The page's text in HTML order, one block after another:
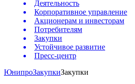
Деятельность
Корпоративное управление
Акционерам и инвесторам
Потребителям
Закупки
Устойчивое развитие
Пресс-центр
ЮнипроЗакупкиЗакупки